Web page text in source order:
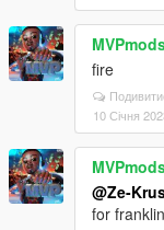
fire
10 Січня
@Ze-
for